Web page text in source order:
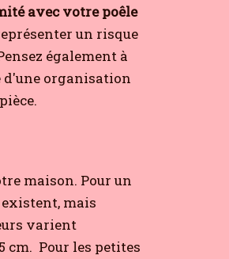
avec votre poêle
un risque
également à
organisation
maison. Pour un
existent, mais
varient
cm. Pour les petites